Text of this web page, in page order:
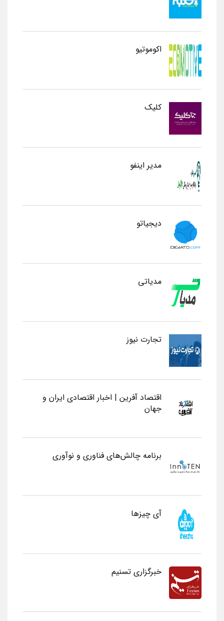
اکوموتیو
کلیک
مدیر اینفو
دیجیاتو
مدیاتی
تجارت نیوز
اقتصاد آفرین | اخبار اقتصادی ایران و
جهان
برنامه چالش‌های فناوری و نوآوری
آی چیزها
خبرگزاری تسنیم